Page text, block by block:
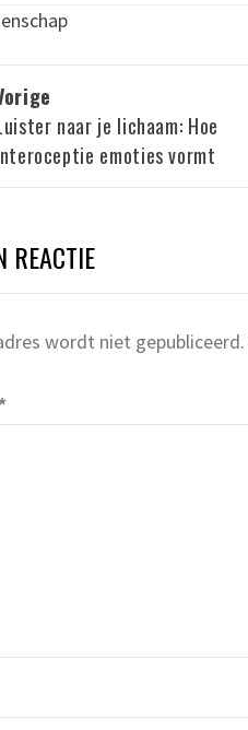
naar je lichaam: Hoe
emoties vormt
REACTIE
wordt niet gepubliceerd.
*